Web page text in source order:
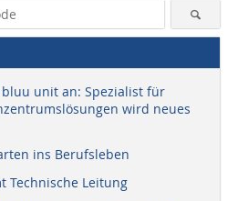
unit an: Spezialist für
wird neues
ins Berufsleben
Technische Leitung